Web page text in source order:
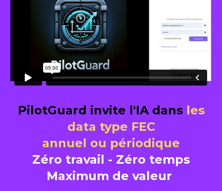
PilotGuard invite l'IA dans les
data type FEC
annuel ou périodique
Zéro travail - Zéro temps
Maximum de valeur